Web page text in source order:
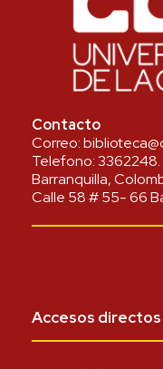
Contacto
Correo:
Telefono:3362248.
Barranquilla,
Calle 58 # 55- 66
Accesos directos